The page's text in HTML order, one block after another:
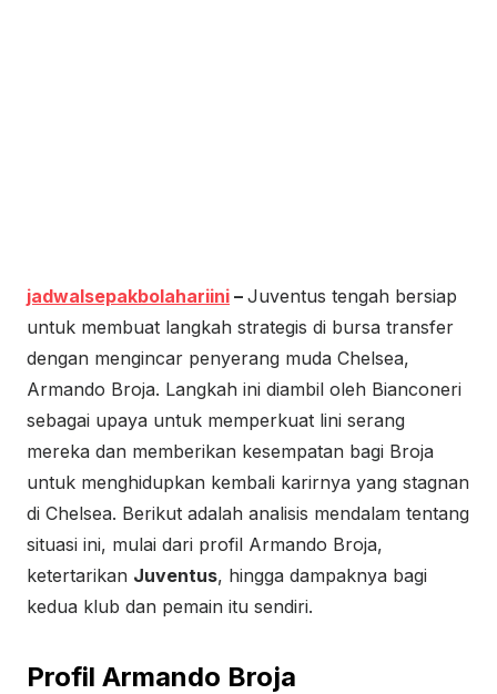
jadwalsepakbolahariini – Juventus tengah bersiap
untuk membuat langkah strategis di bursa transfer
dengan mengincar penyerang muda Chelsea,
Armando Broja. Langkah ini diambil oleh Bianconeri
sebagai upaya untuk memperkuat lini serang
mereka dan memberikan kesempatan bagi Broja
untuk menghidupkan kembali karirnya yang stagnan
di Chelsea. Berikut adalah analisis mendalam tentang
situasi ini, mulai dari profil Armando Broja,
ketertarikan Juventus, hingga dampaknya bagi
kedua klub dan pemain itu sendiri.
Profil Armando Broja